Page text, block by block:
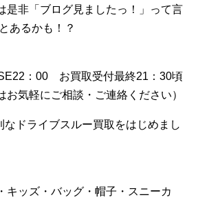
是非「ブログ見ましたっ！」って言
あるかも！？
：00 お買取受付最終21：30頃
お気軽にご相談・ご連絡ください）
ドライブスルー買取をはじめまし
キッズ・バッグ・帽子・スニーカ